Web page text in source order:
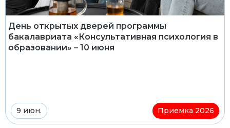
День открытых дверей программы
бакалавриата «Консультативная психология в
образовании» – 10 июня
9 июн. Приемка 2026